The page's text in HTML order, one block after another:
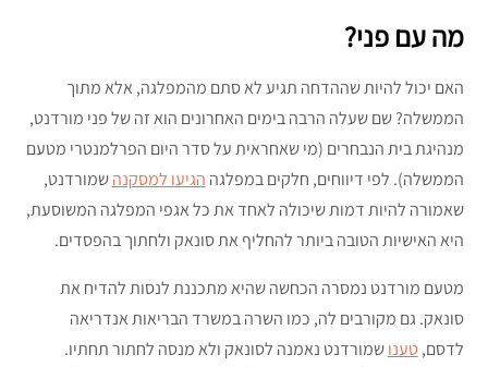
מה עם פני?
האם יכול להיות שההדחה תגיע לא סתם מהמפלגה, אלא מתוך
הממשלה? שם שעלה הרבה בימים האחרונים הוא זה של פני מורדנט,
מנהיגת בית הנבחרים (מי שאחראית על סדר היום הפרלמנטרי מטעם
הממשלה). לפי דיווחים, חלקים במפלגה הגיעו למסקנהשמורדנט,
שאמורה להיות דמות שיכולה לאחד את כל אגפי המפלגה המשוסעת,
היא האישיות הטובה ביותר להחליף את סונאק ולחתוך בהפסדים.
מטעם מורדנט נמסרה הכחשה שהיא מתכננת לנסות להדיח את
סונאק. גם מקורבים לה, כמו השרה במשרד הבריאות אנדריאה
לדסם,טענושמורדנט נאמנה לסונאק ולא מנסה לחתור תחתיו.